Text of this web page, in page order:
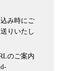
み時にご
りいたし
のご案内